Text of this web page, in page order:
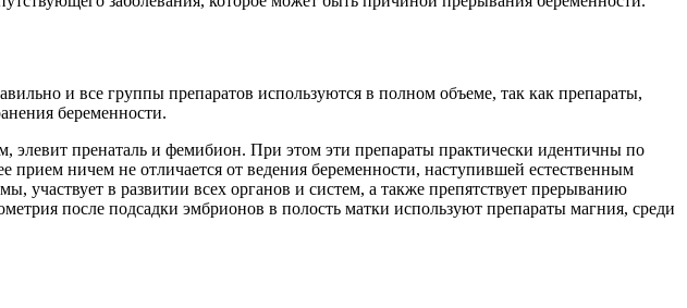
и все группы препаратов используются в полном объеме, так как препараты,
беременности.
элевит пренаталь и фемибион. При этом эти препараты практически идентичны по
ничем не отличается от ведения беременности, наступившей естественным
участвует в развитии всех органов и систем, а также препятствует прерыванию
после подсадки эмбрионов в полость матки используют препараты магния, среди